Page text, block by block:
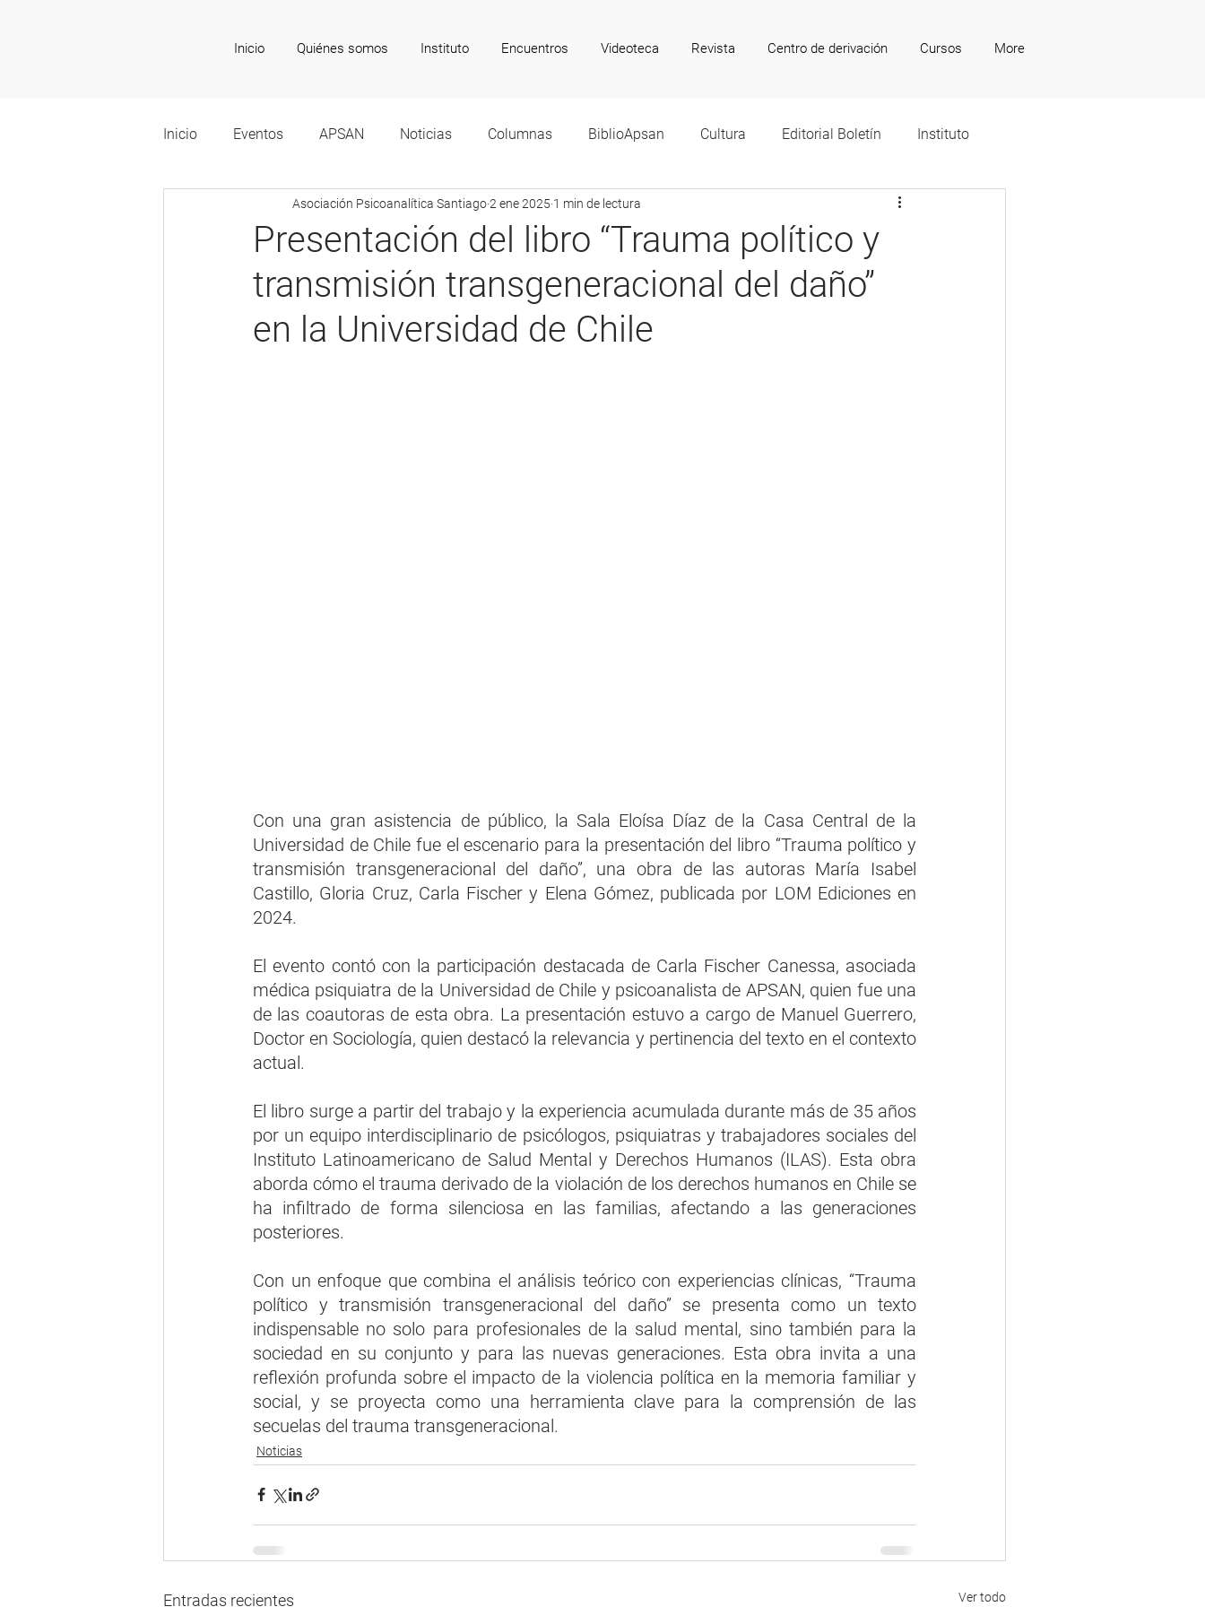
Inicio Quiénes somos Instituto Encuentros Videoteca Revista Centro de derivación Cursos More
Inicio Eventos APSAN Noticias Columnas BiblioApsan Cultura Editorial Boletín Instituto
Recomendaciones Culturales
Presentación del libro “Trauma político y
transmisión transgeneracional del daño”
en la Universidad de Chile
Asociación Psicoanalítica Santiago2 ene 2025 1 min de lectura
​Con una gran asistencia de público, la Sala Eloísa Díaz de la Casa Central de la
Universidad de Chile fue el escenario para la presentación del libro “Trauma político y
transmisión transgeneracional del daño”, una obra de las autoras María Isabel
Castillo, Gloria Cruz, Carla Fischer y Elena Gómez, publicada por LOM Ediciones en
2024.
El evento contó con la participación destacada de Carla Fischer Canessa, asociada
médica psiquiatra de la Universidad de Chile y psicoanalista de APSAN, quien fue una
de las coautoras de esta obra. La presentación estuvo a cargo de Manuel Guerrero,
Doctor en Sociología, quien destacó la relevancia y pertinencia del texto en el contexto
actual.
El libro surge a partir del trabajo y la experiencia acumulada durante más de 35 años
por un equipo interdisciplinario de psicólogos, psiquiatras y trabajadores sociales del
Instituto Latinoamericano de Salud Mental y Derechos Humanos (ILAS). Esta obra
aborda cómo el trauma derivado de la violación de los derechos humanos en Chile se
ha infiltrado de forma silenciosa en las familias, afectando a las generaciones
posteriores.
Con un enfoque que combina el análisis teórico con experiencias clínicas, “Trauma
político y transmisión transgeneracional del daño” se presenta como un texto
indispensable no solo para profesionales de la salud mental, sino también para la
sociedad en su conjunto y para las nuevas generaciones. Esta obra invita a una
reflexión profunda sobre el impacto de la violencia política en la memoria familiar y
social, y se proyecta como una herramienta clave para la comprensión de las
secuelas del trauma transgeneracional.
Noticias
Entradas recientes Ver todo